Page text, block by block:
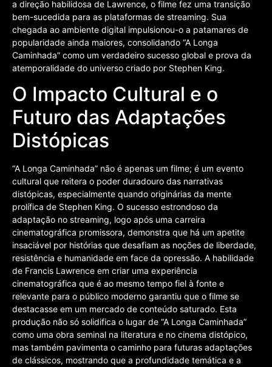
a direção habilidosa de Lawrence, o filme fez uma transição
bem-sucedida para as plataformas de streaming. Sua
chegada ao ambiente digital impulsionou-o a patamares de
popularidade ainda maiores, consolidando “A Longa
Caminhada” como um verdadeiro sucesso global e prova da
atemporalidade do universo criado por Stephen King.
O Impacto Cultural e o
Futuro das Adaptações
Distópicas
“A Longa Caminhada” não é apenas um filme; é um evento
cultural que reitera o poder duradouro das narrativas
distópicas, especialmente quando originárias da mente
prolífica de Stephen King. O sucesso estrondoso da
adaptação no streaming, logo após uma carreira
cinematográfica promissora, demonstra que há um apetite
insaciável por histórias que desafiam as noções de liberdade,
resistência e humanidade em face da opressão. A habilidade
de Francis Lawrence em criar uma experiência
cinematográfica que é ao mesmo tempo fiel à fonte e
relevante para o público moderno garantiu que o filme se
destacasse em um mercado de conteúdo saturado. Esta
produção não só solidifica o lugar de “A Longa Caminhada”
como uma obra seminal na literatura e no cinema distópico,
mas também pavimenta o caminho para futuras adaptações
de clássicos, mostrando que a profundidade temática e a